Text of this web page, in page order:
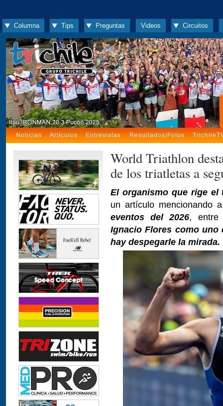
Columna Tips Preguntas Videos Circuitos
Noticias Artículos Entrevistas Resultados/Fotos
World Triathlon
de los triatletas a
El organismo que rige
un artículo mencionando
eventos del 2026,
Ignacio Flores como
hay despegarle la mirada.